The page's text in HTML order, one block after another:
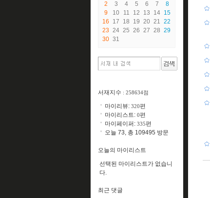
2
3 4 5 6 7
8
9
10 11 12 13 14 15
16
17 18 19 20 21 22
23 24 25 26 27 28 29
30 31
서재지수 : 258634점
마이리뷰: 320편
마이리스트: 0편
마이페이퍼: 335편
오늘 73, 총 109495 방문
오늘의 마이리스트
선택된 마이리스트가 없습니
다.
최근 댓글